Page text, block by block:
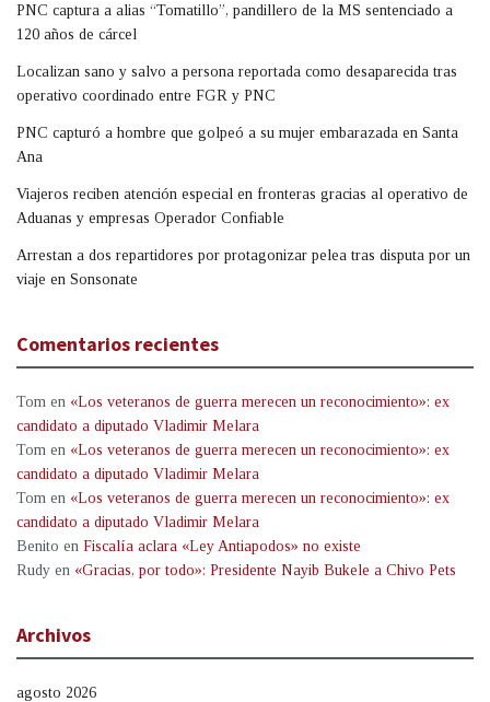
PNC captura a alias “Tomatillo”, pandillero de la MS sentenciado a
120 años de cárcel
Localizan sano y salvo a persona reportada como desaparecida tras
operativo coordinado entre FGR y PNC
PNC capturó a hombre que golpeó a su mujer embarazada en Santa
Ana
Viajeros reciben atención especial en fronteras gracias al operativo de
Aduanas y empresas Operador Confiable
Arrestan a dos repartidores por protagonizar pelea tras disputa por un
viaje en Sonsonate
Comentarios recientes
Tom en «Los veteranos de guerra merecen un reconocimiento»: ex
candidato a diputado Vladimir Melara
Tom en «Los veteranos de guerra merecen un reconocimiento»: ex
candidato a diputado Vladimir Melara
Tom en «Los veteranos de guerra merecen un reconocimiento»: ex
candidato a diputado Vladimir Melara
Benito en Fiscalía aclara «Ley Antiapodos» no existe
Rudy en «Gracias, por todo»: Presidente Nayib Bukele a Chivo Pets
Archivos
agosto 2026